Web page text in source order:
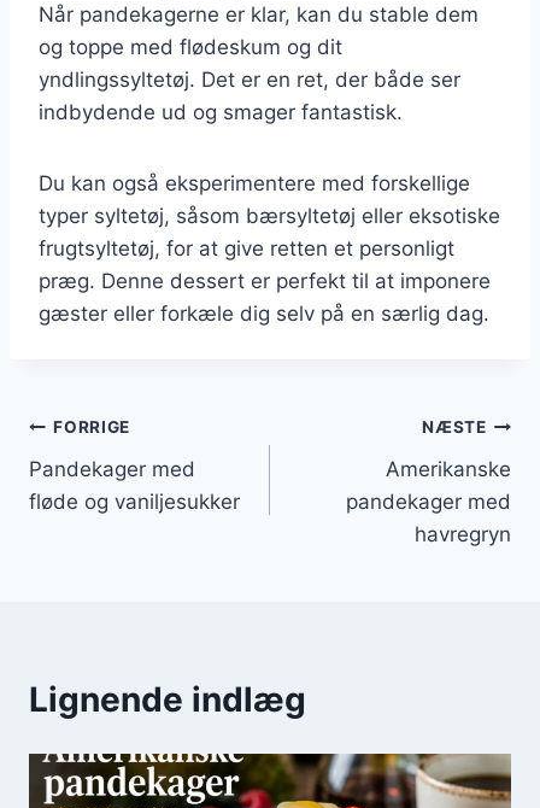
Når pandekagerne er klar, kan du stable dem
og toppe med flødeskum og dit
yndlingssyltetøj. Det er en ret, der både ser
indbydende ud og smager fantastisk.
Du kan også eksperimentere med forskellige
typer syltetøj, såsom bærsyltetøj eller eksotiske
frugtsyltetøj, for at give retten et personligt
præg. Denne dessert er perfekt til at imponere
gæster eller forkæle dig selv på en særlig dag.
Indlægsnavigation
FORRIGE
Pandekager med
fløde og vaniljesukker
NÆSTE
Amerikanske
pandekager med
havregryn
Lignende indlæg